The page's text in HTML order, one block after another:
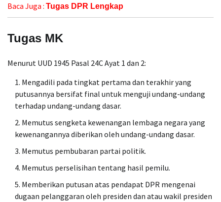
Baca Juga : Tugas DPR Lengkap
Tugas MK
Menurut UUD 1945 Pasal 24C Ayat 1 dan 2:
Mengadili pada tingkat pertama dan terakhir yang
putusannya bersifat final untuk menguji undang-undang
terhadap undang-undang dasar.
Memutus sengketa kewenangan lembaga negara yang
kewenangannya diberikan oleh undang-undang dasar.
Memutus pembubaran partai politik.
Memutus perselisihan tentang hasil pemilu.
Memberikan putusan atas pendapat DPR mengenai
dugaan pelanggaran oleh presiden dan atau wakil presiden